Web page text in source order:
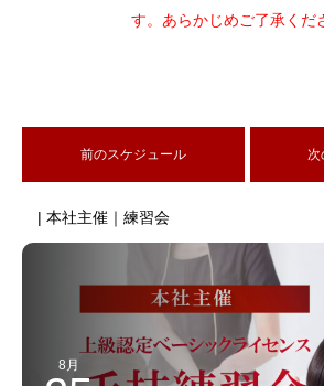
す。あらかじめご了承くだ
前のスケジュール 次
| 本社主催｜練習会
8月